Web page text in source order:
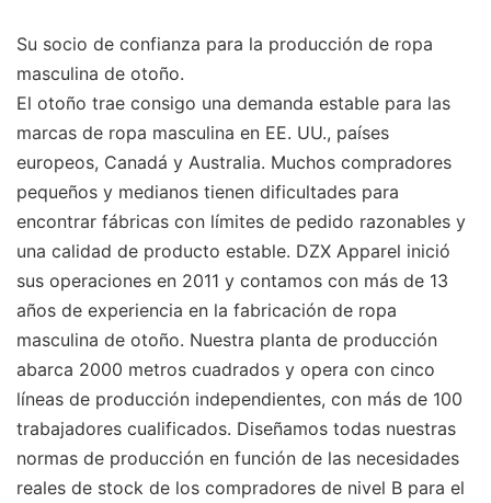
Su socio de confianza para la producción de ropa
masculina de otoño.
El otoño trae consigo una demanda estable para las
marcas de ropa masculina en EE. UU., países
europeos, Canadá y Australia. Muchos compradores
pequeños y medianos tienen dificultades para
encontrar fábricas con límites de pedido razonables y
una calidad de producto estable. DZX Apparel inició
sus operaciones en 2011 y contamos con más de 13
años de experiencia en la fabricación de ropa
masculina de otoño. Nuestra planta de producción
abarca 2000 metros cuadrados y opera con cinco
líneas de producción independientes, con más de 100
trabajadores cualificados. Diseñamos todas nuestras
normas de producción en función de las necesidades
reales de stock de los compradores de nivel B para el